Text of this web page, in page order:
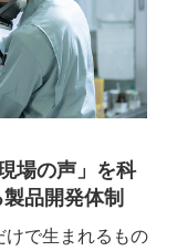
場の声」を科
品開発体制
けで生まれるもの